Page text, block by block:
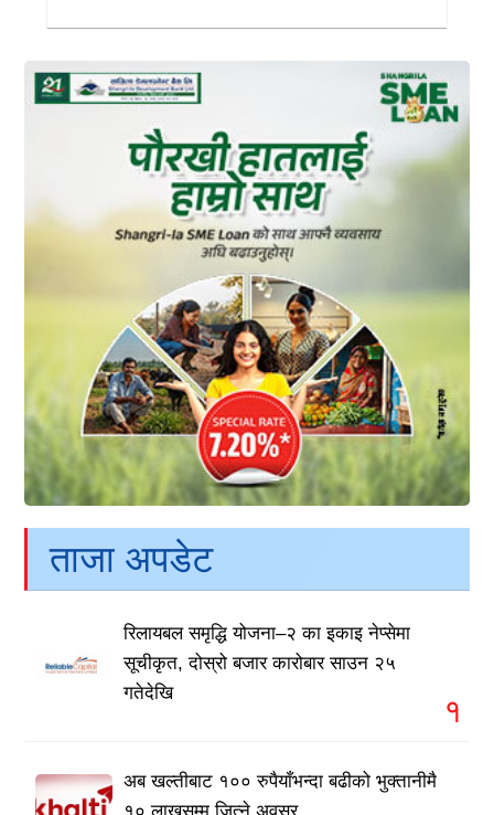
ताजा अपडेट
रिलायबल समृद्धि योजना–२ का इकाइ नेप्सेमा
सूचीकृत, दोस्रो बजार कारोबार साउन २५
गतेदेखि
१
अब खल्तीबाट १०० रुपैयाँभन्दा बढीको भुक्तानीमै